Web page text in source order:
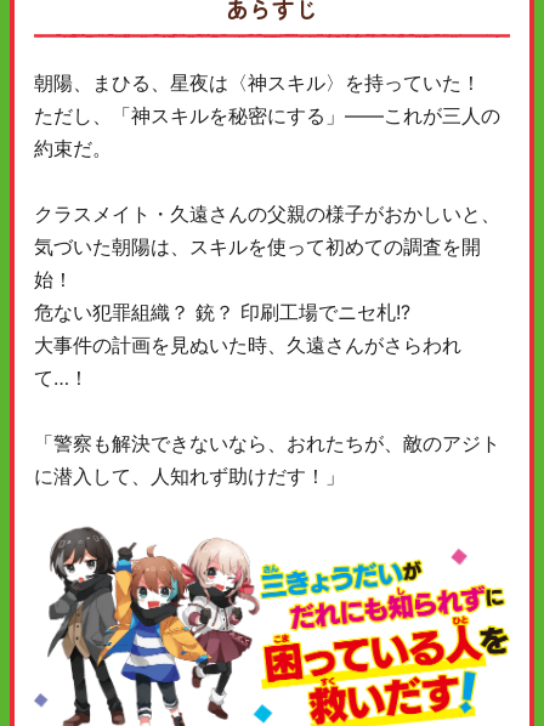
あらすじ
朝陽、まひる、星夜は〈神スキル〉を持っていた！
ただし、「神スキルを秘密にする」——これが三人の
約束だ。
クラスメイト・久遠さんの父親の様子がおかしいと、
気づいた朝陽は、スキルを使って初めての調査を開
始！
危ない犯罪組織？ 銃？ 印刷工場でニセ札!?
大事件の計画を見ぬいた時、久遠さんがさらわれ
て…！
「警察も解決できないなら、おれたちが、敵のアジト
に潜入して、人知れず助けだす！」